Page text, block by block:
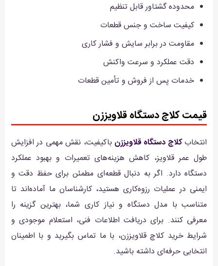
محدوده گشتاور قابل تنظیم
کیفیت ساخت و جنس قطعات
مقاومت در برابر سایش و فشار کاری
دقت عملکرد و سرعت واکنش
خدمات پس از فروش و تأمین قطعات
قیمت کلاچ دستگاه قلاویززن
انتخابکلاچ دستگاه قلاویززن باکیفیت، نقش مهمی در افزایش
طول عمر قلاویز، کاهش هزینه‌های تعمیرات و بهبود عملکرد
دستگاه دارد. اگر به دنبال قطعه‌ای مطمئن برای حفظ دقت و
ایمنی در عملیات رزوه‌کاری هستید، کارشناسان ما آماده‌اند تا
متناسب با مدل دستگاه و نیاز کاری شما، بهترین گزینه را
معرفی کنند. برای دریافت اطلاعات فنی، استعلام موجودی و
شرایط خرید کلاچ قلاویززن، با ما تماس بگیرید و با اطمینان
انتخابی حرفه‌ای داشته باشید.